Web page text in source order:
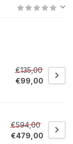
€135,00
€99,00
€594,00
€479,00